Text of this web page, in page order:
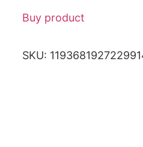
Buy product
SKU: